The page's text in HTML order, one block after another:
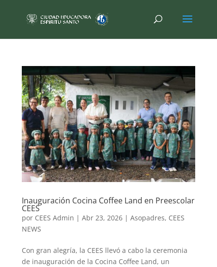
Inauguración Cocina Coffee Land en Preescolar
CEES
por CEES Admin | Abr 23, 2026| Asopadres, CEES
NEWS
Con gran alegría, la CEES llevó a cabo la ceremonia
de inauguración de la Cocina Coffee Land, un